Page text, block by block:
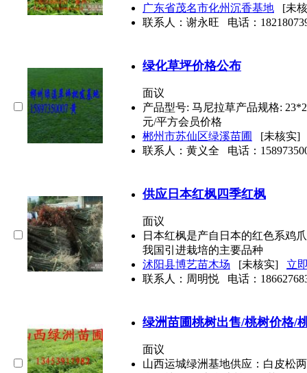
广东省茂名市化州沉香基地
[未
联系人：谢永旺
电话：
绿化草坪价格公布
面议
产品型号: 马尼拉草产品规格:
元/平方会员价格
郴州市苏仙区绿溪苗圃
[未核实
联系人：黄义全
电话：
供应日本红枫四季红枫
面议
日本红枫是产自日本的红色系鸡
我国引进栽培的主要品种
沭阳县博艺苗木场
[未核实] 立
联系人：周明悦
电话：
绿洲苗圃桃树出售/桃树价格/
面议
山西运城绿洲基地供应：白皮松